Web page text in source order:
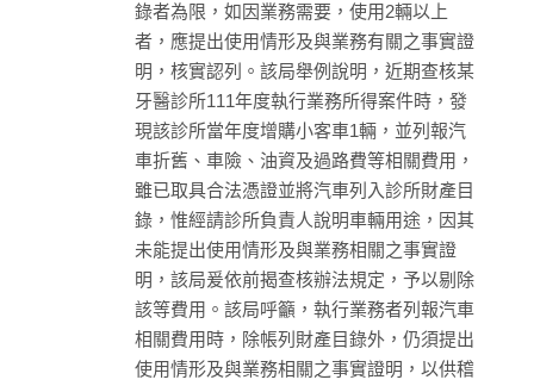
錄者為限，如因業務需要，使用2輛以上
者，應提出使用情形及與業務有關之事實證
明，核實認列。該局舉例說明，近期查核某
牙醫診所111年度執行業務所得案件時，發
現該診所當年度增購小客車1輛，並列報汽
車折舊、車險、油資及過路費等相關費用，
雖已取具合法憑證並將汽車列入診所財產目
錄，惟經請診所負責人說明車輛用途，因其
未能提出使用情形及與業務相關之事實證
明，該局爰依前揭查核辦法規定，予以剔除
該等費用。該局呼籲，執行業務者列報汽車
相關費用時，除帳列財產目錄外，仍須提出
使用情形及與業務相關之事實證明，以供稽